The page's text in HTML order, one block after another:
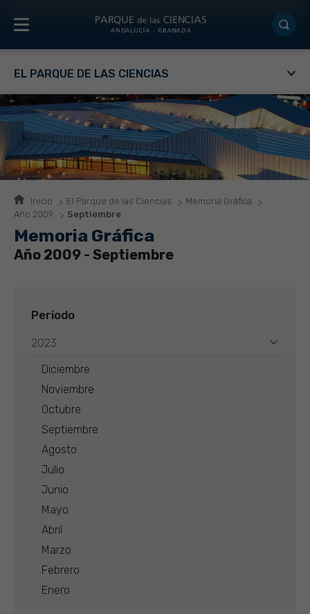
EL PARQUE DE LAS CIENCIAS
Inicio El Parque de las Ciencias
Memoria Gráfica
Año 2009
Septiembre
Memoria Gráfica
Año 2009 - Septiembre
Periodo
2023
Diciembre
Noviembre
Octubre
Septiembre
Agosto
Julio
Junio
Mayo
Abril
Marzo
Febrero
Enero